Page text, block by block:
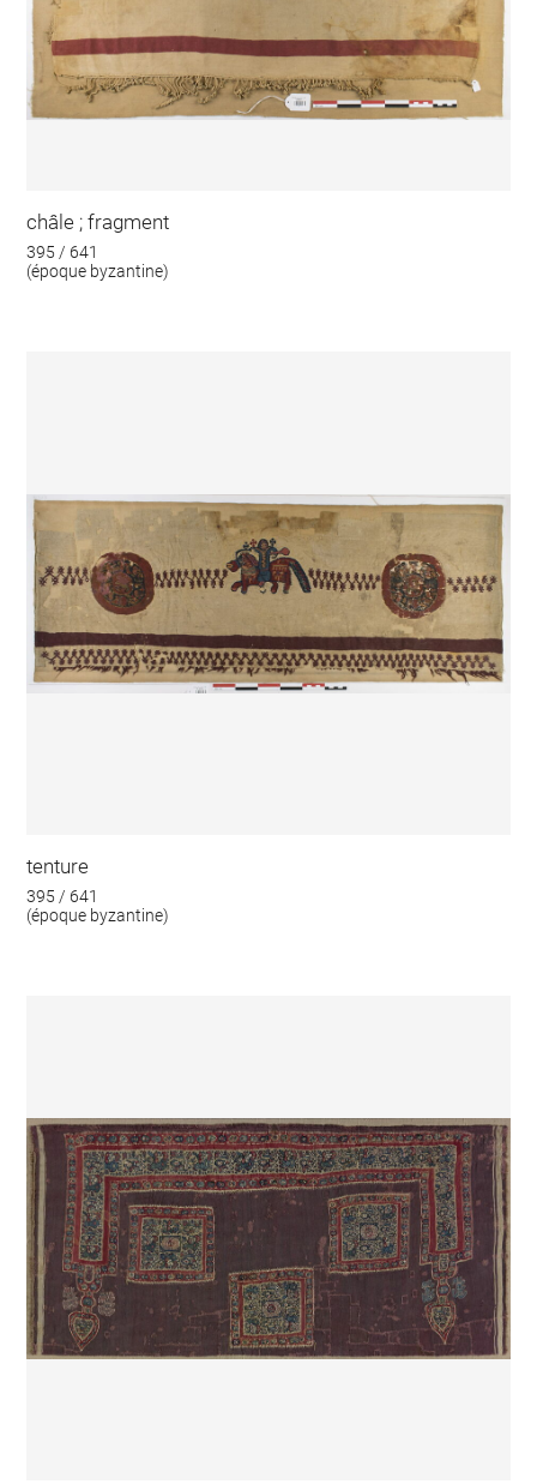
châle ; fragment
395 / 641
(époque byzantine)
tenture
395 / 641
(époque byzantine)